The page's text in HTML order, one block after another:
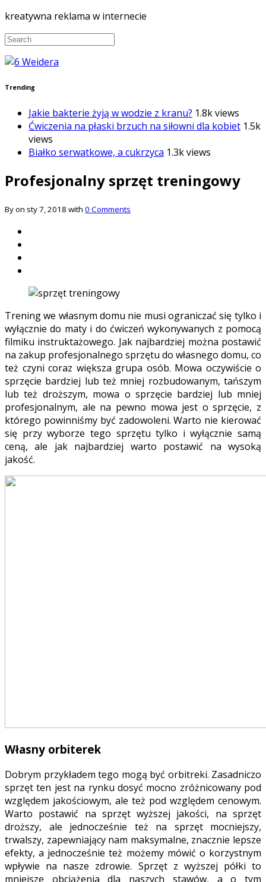
kreatywna reklama w internecie
Trending
Jakie bakterie żyją w wodzie z kranu? 1.8k views
Ćwiczenia na płaski brzuch na siłowni dla kobiet 1.5k
views
Białko serwatkowe, a cukrzyca 1.3k views
Profesjonalny sprzęt treningowy
By on sty 7, 2018 with 0 Comments
Trening we własnym domu nie musi ograniczać się tylko i
wyłącznie do maty i do ćwiczeń wykonywanych z pomocą
filmiku instruktażowego. Jak najbardziej można postawić
na zakup profesjonalnego sprzętu do własnego domu, co
też czyni coraz większa grupa osób. Mowa oczywiście o
sprzęcie bardziej lub też mniej rozbudowanym, tańszym
lub też droższym, mowa o sprzęcie bardziej lub mniej
profesjonalnym, ale na pewno mowa jest o sprzęcie, z
którego powinniśmy być zadowoleni. Warto nie kierować
się przy wyborze tego sprzętu tylko i wyłącznie samą
ceną, ale jak najbardziej warto postawić na wysoką
jakość.
Własny orbiterek
Dobrym przykładem tego mogą być orbitreki. Zasadniczo
sprzęt ten jest na rynku dosyć mocno zróżnicowany pod
względem jakościowym, ale też pod względem cenowym.
Warto postawić na sprzęt wyższej jakości, na sprzęt
droższy, ale jednocześnie też na sprzęt mocniejszy,
trwalszy, zapewniający nam maksymalne, znacznie lepsze
efekty, a jednocześnie też możemy mówić o korzystnym
wpływie na nasze zdrowie. Sprzęt z wyższej półki to
mniejsze obciążenia dla naszych stawów, a o tym